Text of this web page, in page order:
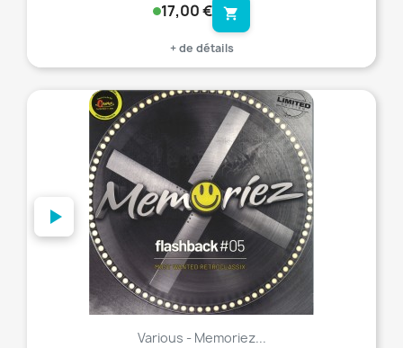
17,00 € shopping_cart
+ de détails
Various - Memoriez...